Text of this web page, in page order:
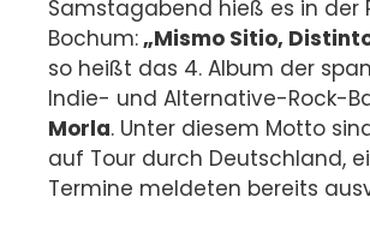
Samstagabend hieß es in der
Bochum:„Mismo Sitio,
so heißt das 4. Album der
Indie- und Alternative-Rock-
Morla. Unter diesem Motto
auf Tour durch Deutschland,
Termine meldeten bereits